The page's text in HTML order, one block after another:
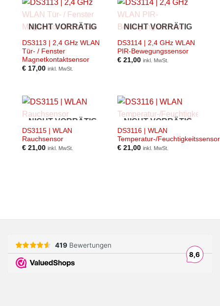
NICHT VORRÄTIG
DS3113 | 2,4 GHz WLAN
Tür- / Fenster
Magnetkontaktsensor
€ 17,00 inkl. MwSt.
NICHT VORRÄTIG
DS3114 | 2,4 GHz WLAN
PIR-Bewegungssensor
€ 21,00 inkl. MwSt.
NICHT VORRÄTIG
DS3115 | WLAN
Rauchsensor
€ 21,00 inkl. MwSt.
NICHT VORRÄTIG
DS3116 | WLAN
Temperatur-/Feuchtigkeitssensor
€ 21,00 inkl. MwSt.